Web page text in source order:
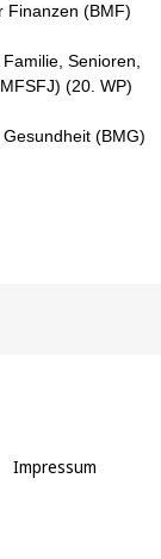
Finanzen (BMF)
Senioren,
(20. WP)
(BMG)
Impressum